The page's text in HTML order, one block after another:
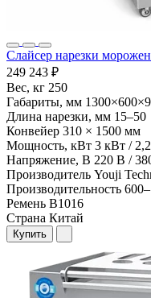
Слайсер нарезки
249 243 ₽
Вес, кг 250
Габариты, мм
Длина нарезки, мм 15–50
Конвейер 310 × 1500 мм
Мощность, кВт 3 кВт /
Напряжение, В 220 В /
Производитель Youji
Производительность
Ремень B1016
Страна Китай
Купить